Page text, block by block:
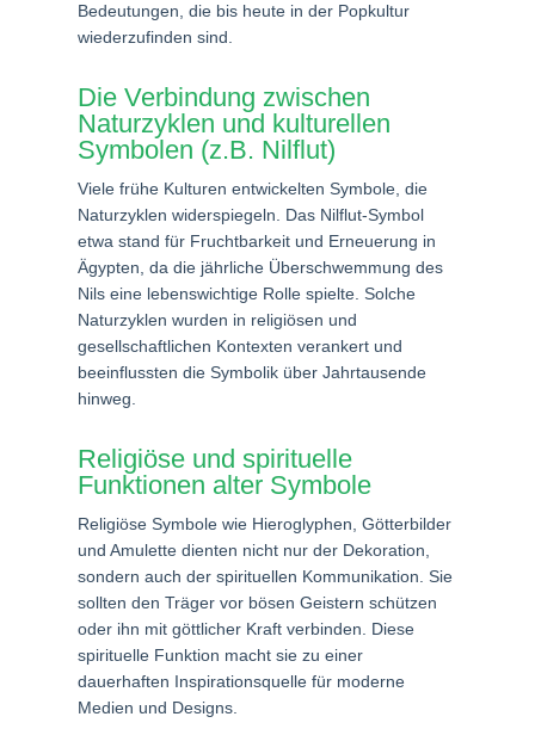
Bedeutungen, die bis heute in der Popkultur
wiederzufinden sind.
Die Verbindung zwischen
Naturzyklen und kulturellen
Symbolen (z.B. Nilflut)
Viele frühe Kulturen entwickelten Symbole, die
Naturzyklen widerspiegeln. Das Nilflut-Symbol
etwa stand für Fruchtbarkeit und Erneuerung in
Ägypten, da die jährliche Überschwemmung des
Nils eine lebenswichtige Rolle spielte. Solche
Naturzyklen wurden in religiösen und
gesellschaftlichen Kontexten verankert und
beeinflussten die Symbolik über Jahrtausende
hinweg.
Religiöse und spirituelle
Funktionen alter Symbole
Religiöse Symbole wie Hieroglyphen, Götterbilder
und Amulette dienten nicht nur der Dekoration,
sondern auch der spirituellen Kommunikation. Sie
sollten den Träger vor bösen Geistern schützen
oder ihn mit göttlicher Kraft verbinden. Diese
spirituelle Funktion macht sie zu einer
dauerhaften Inspirationsquelle für moderne
Medien und Designs.